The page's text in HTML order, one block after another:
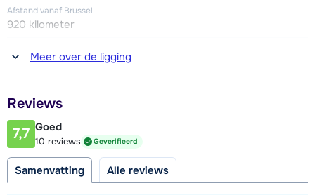
Afstand vanaf Brussel
920 kilometer
Afstand tot winkel(s)
100 - 1000 meter
100 - 1000 meter
Afstand tot piste
20 - 50 meter
Meer over de ligging
Reviews
7,7 Goed
10 reviews Geverifieerd
Samenvatting Alle reviews